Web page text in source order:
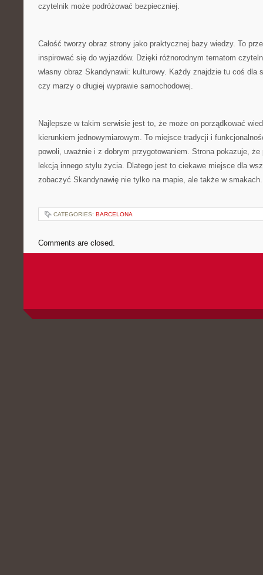
czytelnik może podróżować bezpieczniej.
Całość tworzy obraz strony jako praktycznej bazy wiedzy. To
inspirować się do wyjazdów. Dzięki różnorodnym tematom
własny obraz Skandynawii: kulturowy. Każdy znajdzie tu coś dla
czy marzy o długiej wyprawie samochodowej.
Najlepsze w takim serwisie jest to, że może on porządkować
kierunkiem jednowymiarowym. To miejsce tradycji i
powoli, uważnie i z dobrym przygotowaniem. Strona pokazuje, że
lekcją innego stylu życia. Dlatego jest to ciekawe miejsce dla
zobaczyć Skandynawię nie tylko na mapie, ale także w smakach.
CATEGORIES: BARCELONA
Comments are closed.